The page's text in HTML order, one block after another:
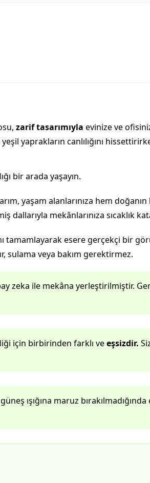
zarif tasarımıyla evinize ve
yaprakların canlılığını
bir arada yaşayın.
yaşam alanlarınıza hem
dallarıyla mekânlarınıza sıcaklık
tamamlayarak esere gerçekçi bir
sulama veya bakım gerektirmez.
zeka ile mekâna yerleştirilmiştir.
için birbirinden farklı veeşsizdir.
ışığına maruz